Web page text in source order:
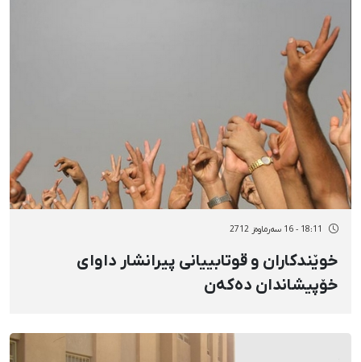
18:11 - 16 سەرماوەز 2712
خوێندکاران و قوتابییانی پیرانشار داوای
خۆپیشاندان دەکەن